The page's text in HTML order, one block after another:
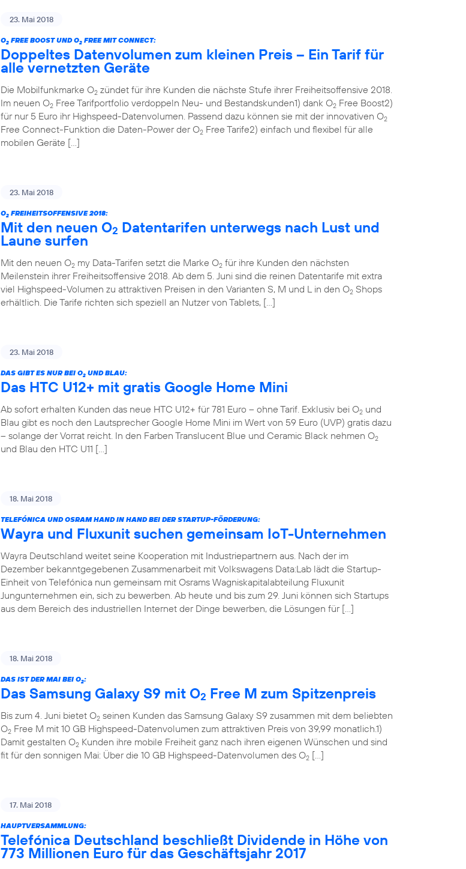
23. Mai 2018
O2 FREE BOOST UND O2 FREE MIT CONNECT:
Doppeltes Datenvolumen zum kleinen Preis – Ein Tarif für
alle vernetzten Geräte
Die Mobilfunkmarke O2 zündet für ihre Kunden die nächste Stufe ihrer Freiheitsoffensive 2018.
Im neuen O2 Free Tarifportfolio verdoppeln Neu- und Bestandskunden1) dank O2 Free Boost2)
für nur 5 Euro ihr Highspeed-Datenvolumen. Passend dazu können sie mit der innovativen O2
Free Connect-Funktion die Daten-Power der O2 Free Tarife2) einfach und flexibel für alle
mobilen Geräte […]
23. Mai 2018
O2 FREIHEITSOFFENSIVE 2018:
Mit den neuen O2 Datentarifen unterwegs nach Lust und
Laune surfen
Mit den neuen O2 my Data-Tarifen setzt die Marke O2 für ihre Kunden den nächsten
Meilenstein ihrer Freiheitsoffensive 2018. Ab dem 5. Juni sind die reinen Datentarife mit extra
viel Highspeed-Volumen zu attraktiven Preisen in den Varianten S, M und L in den O2 Shops
erhältlich. Die Tarife richten sich speziell an Nutzer von Tablets, […]
23. Mai 2018
DAS GIBT ES NUR BEI O2 UND BLAU:
Das HTC U12+ mit gratis Google Home Mini
Ab sofort erhalten Kunden das neue HTC U12+ für 781 Euro – ohne Tarif. Exklusiv bei O2 und
Blau gibt es noch den Lautsprecher Google Home Mini im Wert von 59 Euro (UVP) gratis dazu
– solange der Vorrat reicht. In den Farben Translucent Blue und Ceramic Black nehmen O2
und Blau den HTC U11 […]
18. Mai 2018
TELEFÓNICA UND OSRAM HAND IN HAND BEI DER STARTUP-FÖRDERUNG:
Wayra und Fluxunit suchen gemeinsam IoT-Unternehmen
Wayra Deutschland weitet seine Kooperation mit Industriepartnern aus. Nach der im
Dezember bekanntgegebenen Zusammenarbeit mit Volkswagens Data:Lab lädt die Startup-
Einheit von Telefónica nun gemeinsam mit Osrams Wagniskapitalabteilung Fluxunit
Jungunternehmen ein, sich zu bewerben. Ab heute und bis zum 29. Juni können sich Startups
aus dem Bereich des industriellen Internet der Dinge bewerben, die Lösungen für […]
18. Mai 2018
DAS IST DER MAI BEI O2:
Das Samsung Galaxy S9 mit O2 Free M zum Spitzenpreis
Bis zum 4. Juni bietet O2 seinen Kunden das Samsung Galaxy S9 zusammen mit dem beliebten
O2 Free M mit 10 GB Highspeed-Datenvolumen zum attraktiven Preis von 39,99 monatlich.1)
Damit gestalten O2 Kunden ihre mobile Freiheit ganz nach ihren eigenen Wünschen und sind
fit für den sonnigen Mai: Über die 10 GB Highspeed-Datenvolumen des O2 […]
17. Mai 2018
HAUPTVERSAMMLUNG:
Telefónica Deutschland beschließt Dividende in Höhe von
773 Millionen Euro für das Geschäftsjahr 2017